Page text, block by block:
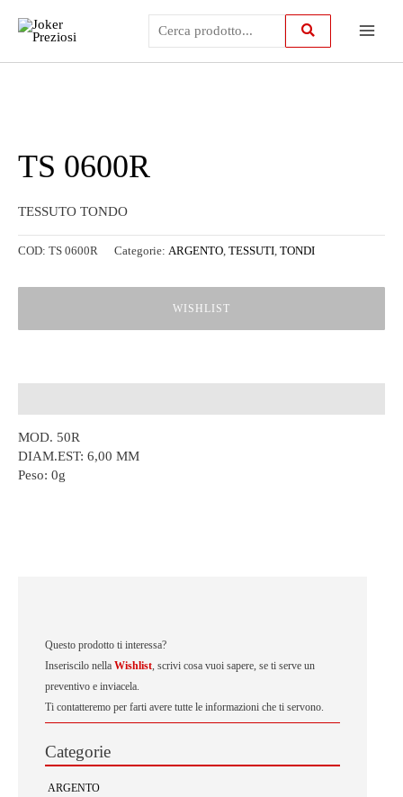
contenuto
Questo prodotto ti interessa?
Inseriscilo nella Wishlist, scrivi cosa vuoi sapere, se ti serve un
preventivo e inviacela.
Ti contatteremo per farti avere tutte le informazioni che ti servono.
Categorie
ARGENTO
TS 0600R
TESSUTO TONDO
COD: TS 0600R Categorie: ARGENTO, TESSUTI, TONDI
WISHLIST
MOD. 50R
DIAM.EST: 6,00 MM
Peso: 0g